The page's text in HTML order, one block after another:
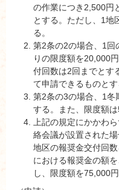
の作業につき2,500円
とする。ただし、1地
る。
第2条の2の場合、1回
りの限度額を20,000
付回数は2回までとす
て申請できるものとす
第2条の3の場合、1冬
する。また、限度額は
上記の規定にかかわ
絡会議が設置された
地区の報奨金交付回
における報奨金の額
し、限度額を75,000円